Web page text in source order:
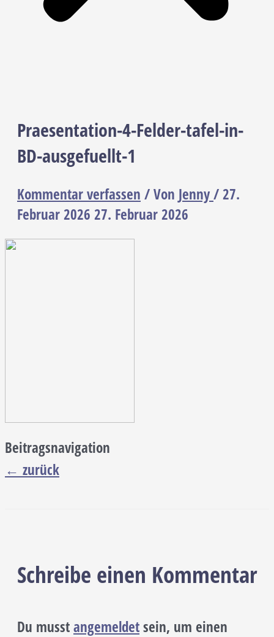
Praesentation-4-Felder-tafel-in-
BD-ausgefuellt-1
Kommentar verfassen / Von Jenny/27.
Februar 2026 27. Februar 2026
Beitragsnavigation
← zurück
Schreibe einen Kommentar
Du musstangemeldetsein, um einen